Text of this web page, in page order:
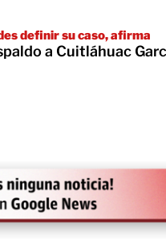
definir su caso, afirma
a Cuitláhuac